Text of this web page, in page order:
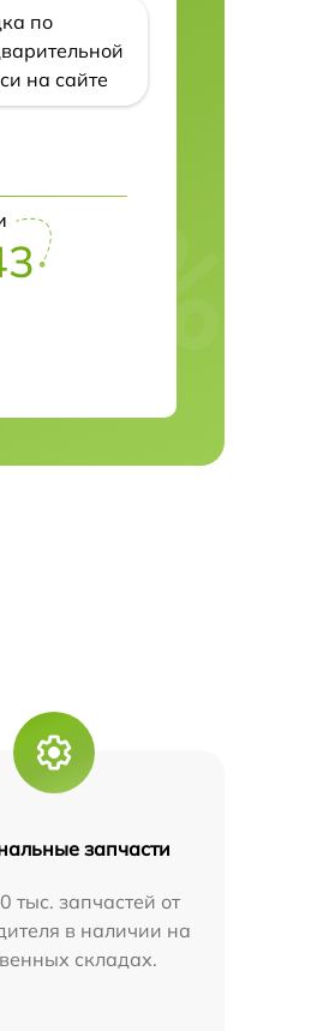
по
на сайте
запчасти
тыс. запчастей от
в наличии на
складах.